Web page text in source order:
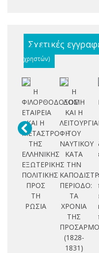
Σχετικές
χρηστών)
Η
ΦΙΛΟΡΘΟΔΟΞΟΣ
ΕΤΑΙΡΕΙΑ
ΚΑΙ Η
ΜΕΤΑΣΤΡΟΦΗ
ΤΗΣ
ΕΛΛΗΝΙΚΗΣ
ΕΞΩΤΕΡΙΚΗΣ
ΠΟΛΙΤΙΚΗΣ
ΠΡΟΣ
ΤΗ
ΡΩΣΙΑ
Η
ΔΟΜΗ
ΚΑΙ Η
ΛΕΙΤΟΥΡΓΙΑ
ΤΟΥ
ΝΑΥΤΙΚΟΥ
ΚΑΤΑ
ΤΗΝ
ΠΕΡΙΟΔΟ:
ΤΑ
ΧΡΟΝΙΑ
ΤΗΣ
(1828-
1831)